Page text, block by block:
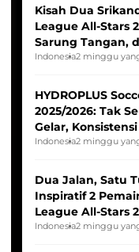
Kisah Dua
League All-Stars
Sarung Tangan,
Pernah Padam
Indonesia2 minggu
HYDROPLUS
2025/2026: Tak
Gelar,
Indonesia2 minggu
Dua Jalan, Satu
Inspiratif 2
League All-Stars
Seleksi Timnas
Indonesia2 minggu